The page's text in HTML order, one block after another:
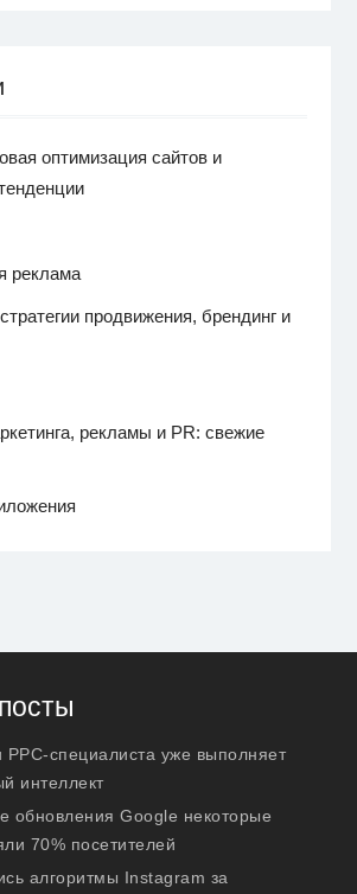
оптимизация сайтов и
реклама
продвижения, брендинг и
рекламы и PR: свежие
PPC-специалиста уже выполняет
интеллект
обновления Google некоторые
70% посетителей
алгоритмы Instagram за